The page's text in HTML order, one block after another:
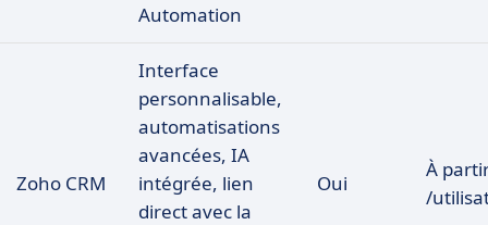
Automation
Zoho CRM
Interface
personnalisable,
automatisations
avancées, IA
intégrée, lien
direct avec la
Oui
À
/